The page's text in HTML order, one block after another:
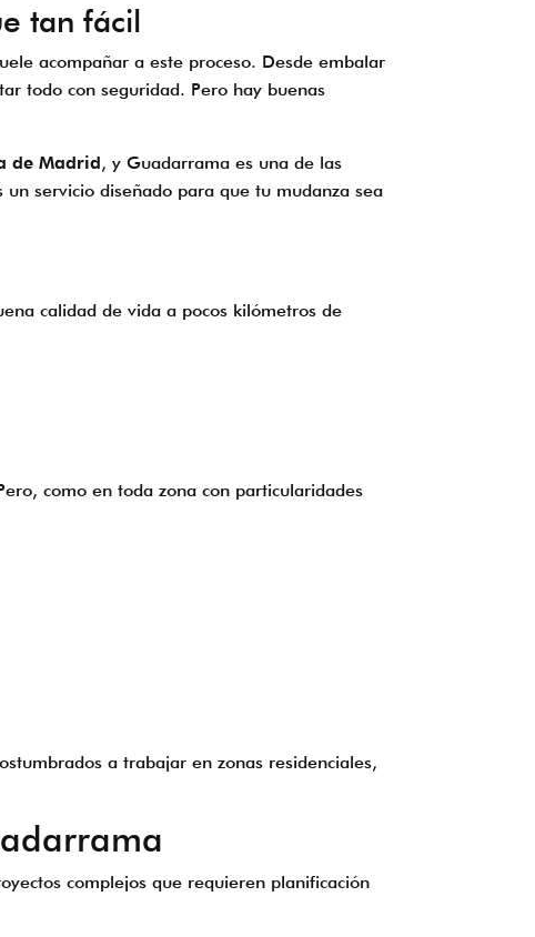
tan fácil
acompañar a este proceso. Desde embalar
todo con seguridad. Pero hay buenas
de Madrid, y Guadarrama es una de las
servicio diseñado para que tu mudanza sea
calidad de vida a pocos kilómetros de
como en toda zona con particularidades
a trabajar en zonas residenciales,
complejos que requieren planificación